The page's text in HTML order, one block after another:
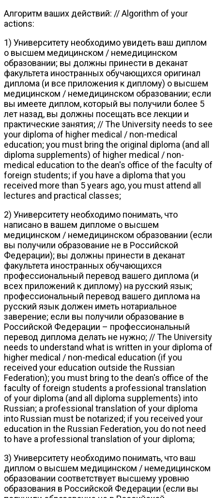
Алгоритм ваших действий: // Algorithm of your
actions:
1) Университету необходимо увидеть ваш диплом
о высшем медицинском / немедицинском
образовании; вы должны принести в деканат
факультета иностранных обучающихся оригинал
диплома (и все приложения к диплому) о высшем
медицинском / немедицинском образовании; если
вы имеете диплом, который вы получили более 5
лет назад, вы должны посещать все лекции и
практические занятия; // The University needs to see
your diploma of higher medical / non-medical
education; you must bring the original diploma (and all
diploma supplements) of higher medical / non-
medical education to the dean's office of the faculty of
foreign students; if you have a diploma that you
received more than 5 years ago, you must attend all
lectures and practical classes;
2) Университету необходимо понимать, что
написано в вашем дипломе о высшем
медицинском / немедицинском образовании (если
вы получили образование не в Российской
Федерации); вы должны принести в деканат
факультета иностранных обучающихся
профессиональный перевод вашего диплома (и
всех приложений к диплому) на русский язык;
профессиональный перевод вашего диплома на
русский язык должен иметь нотариальное
заверение; если вы получили образование в
Российской Федерации – профессиональный
перевод диплома делать не нужно; // The University
needs to understand what is written in your diploma of
higher medical / non-medical education (if you
received your education outside the Russian
Federation); you must bring to the dean's office of the
faculty of foreign students a professional translation
of your diploma (and all diploma supplements) into
Russian; a professional translation of your diploma
into Russian must be notarized; if you received your
education in the Russian Federation, you do not need
to have a professional translation of your diploma;
3) Университету необходимо понимать, что ваш
диплом о высшем медицинском / немедицинском
образовании соответствует высшему уровню
образования в Российской Федерации (если вы